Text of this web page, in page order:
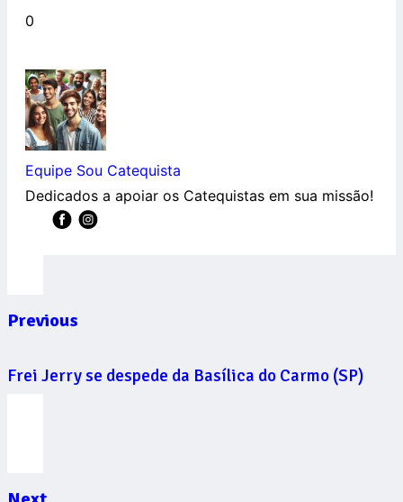
0
Equipe Sou Catequista
Dedicados a apoiar os Catequistas em sua missão!
Previous
Frei Jerry se despede da Basílica do Carmo (SP)